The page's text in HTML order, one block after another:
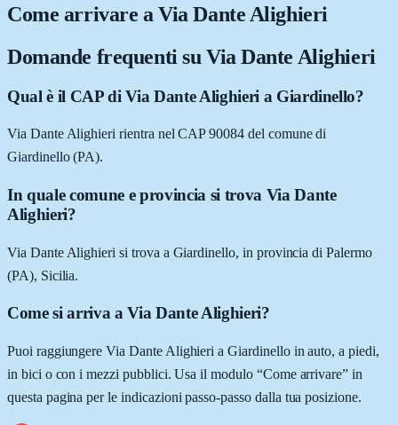
Come arrivare aVia Dante Alighieri
Domande frequenti su Via Dante Alighieri
Qual è il CAP di Via Dante Alighieri a Giardinello?
Via Dante Alighieri rientra nel CAP 90084 del comune di
Giardinello (PA).
In quale comune e provincia si trova Via Dante
Alighieri?
Via Dante Alighieri si trova a Giardinello, in provincia di Palermo
(PA), Sicilia.
Come si arriva a Via Dante Alighieri?
Puoi raggiungere Via Dante Alighieri a Giardinello in auto, a piedi,
in bici o con i mezzi pubblici. Usa il modulo “Come arrivare” in
questa pagina per le indicazioni passo-passo dalla tua posizione.